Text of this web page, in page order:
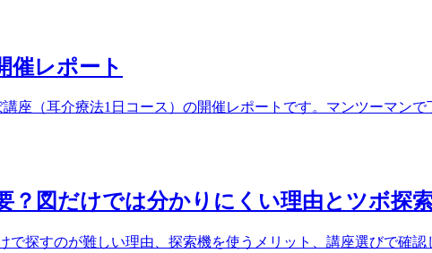
催レポート
座（耳介療法1日コース）の開催レポートです。マンツーマン
？図だけでは分かりにくい理由とツボ探
探すのが難しい理由、探索機を使うメリット、講座選びで確